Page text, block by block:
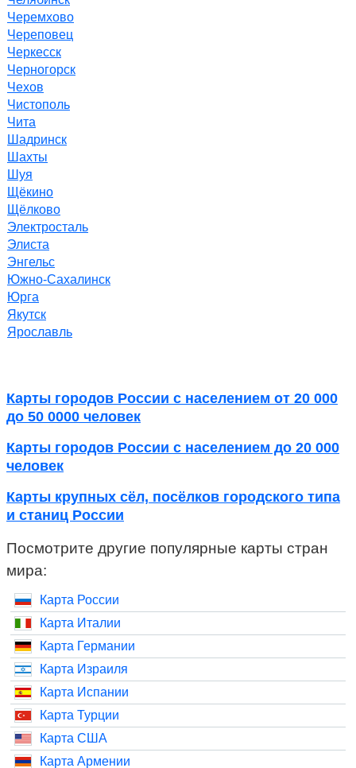
Черемхово
Череповец
Черкесск
Черногорск
Чехов
Чистополь
Чита
Шадринск
Шахты
Шуя
Щёкино
Щёлково
Электросталь
Элиста
Энгельс
Южно-Сахалинск
Юрга
Якутск
Ярославль
Карты городов России с населением от 20 000
до 50 0000 человек
Карты городов России с населением до 20 000
человек
Карты крупных сёл, посёлков городского типа
и станиц России
Посмотрите другие популярные карты стран
мира:
Карта России
Карта Италии
Карта Германии
Карта Израиля
Карта Испании
Карта Турции
Карта США
Карта Армении